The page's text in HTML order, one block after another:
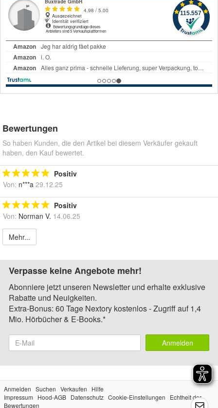
Bewertungen
So haben Kunden, die den Artikel bei diesem Verkäufer gekauft
haben, den Kauf bewertet.
Positiv
Von: n***a 29.12.25
Positiv
Von: Norman V. 14.06.25
Mehr...
Verpasse keine Angebote mehr!
Abonniere jetzt unseren Newsletter und erhalte exklusive
Rabatte und Neuigkeiten.
Extra-Bonus: 60 Tage Nextory kostenlos - Zugriff auf 1,4
Mio. Hörbücher & E-Books.*
Anmelden
Anmelden Suchen Verkaufen
Hilfe
Impressum
Hood-AGB Datenschutz Cookie-Einstellungen
Echtheit der
Bewertungen